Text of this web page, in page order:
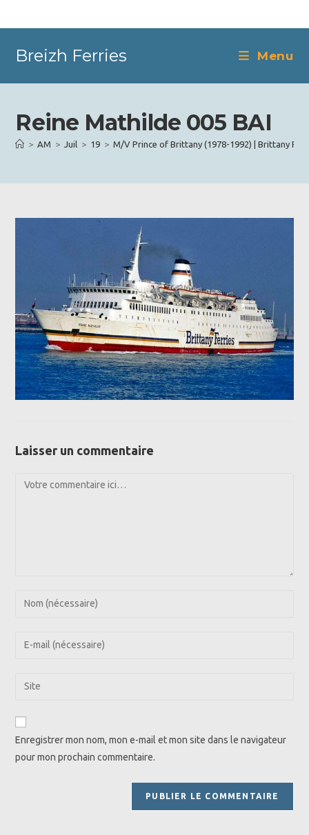
Breizh Ferries Menu
Reine Mathilde 005 BAI
> AM > Juil > 19 > M/V Prince of Brittany (1978-1992) | Brittany
Laisser un commentaire
Comment
Enter
Enter
address
comment
Saisir
de
(facultatif)
Enregistrer mon nom, mon e-mail et mon site dans le navigateur
pour mon prochain commentaire.